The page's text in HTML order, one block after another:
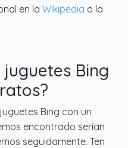
en la Wikipedia o la
juguetes Bing
Bing con un
encontrado serían
seguidamente. Ten